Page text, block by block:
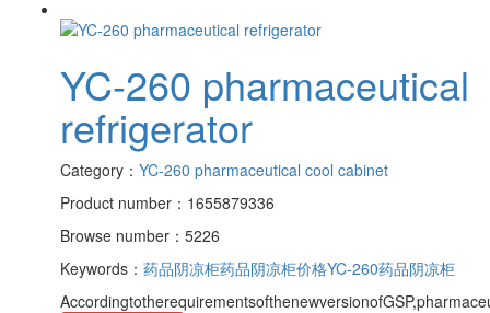
YC-260 pharmaceutical
refrigerator
Category： YC-260 pharmaceutical cool cabinet
Product number：1655879336
Browse number：5226
Keywords： 药品阴凉柜药品阴凉柜价格YC-260药品阴凉柜